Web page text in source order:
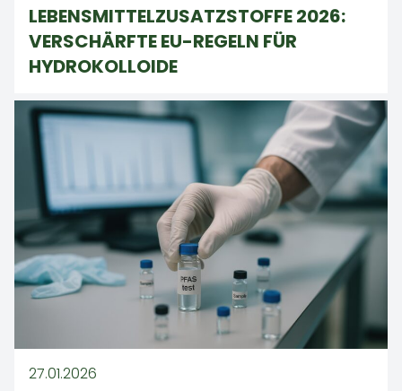
LEBENSMITTELZUSATZSTOFFE 2026:
VERSCHÄRFTE EU-REGELN FÜR
HYDROKOLLOIDE
27.01.2026